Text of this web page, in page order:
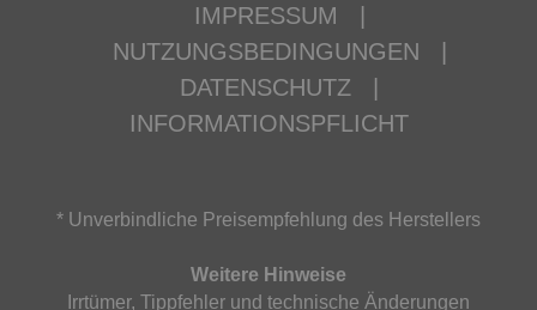
IMPRESSUM
NUTZUNGSBEDINGUNGEN
DATENSCHUTZ
INFORMATIONSPFLICHT
* Unverbindliche Preisempfehlung des Herstellers
Weitere Hinweise
Irrtümer, Tippfehler und technische Änderungen